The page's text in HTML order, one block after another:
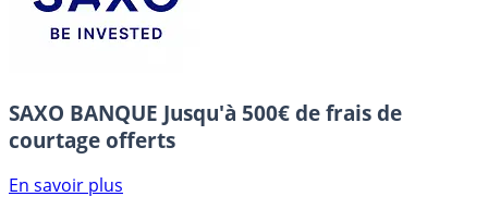
SAXO BANQUE Jusqu'à 500€ de frais de
courtage offerts
En savoir plus